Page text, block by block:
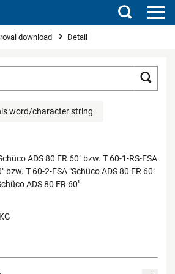
Search
download Detail
word/character string
ADS 80 FR 60" bzw. T 60-1-RS-FSA
bzw. T 60-2-FSA "Schüco ADS 80 FR 60"
ADS 80 FR 60"